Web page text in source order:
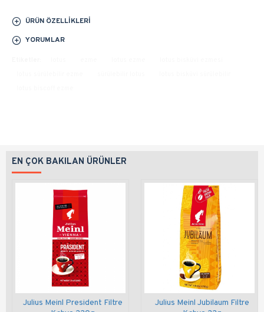
ÜRÜN ÖZELLIKLERI
YORUMLAR
EN ÇOK BAKILAN ÜRÜNLER
Julius Meinl President Filtre
Julius Meinl Jubilaum Filtre